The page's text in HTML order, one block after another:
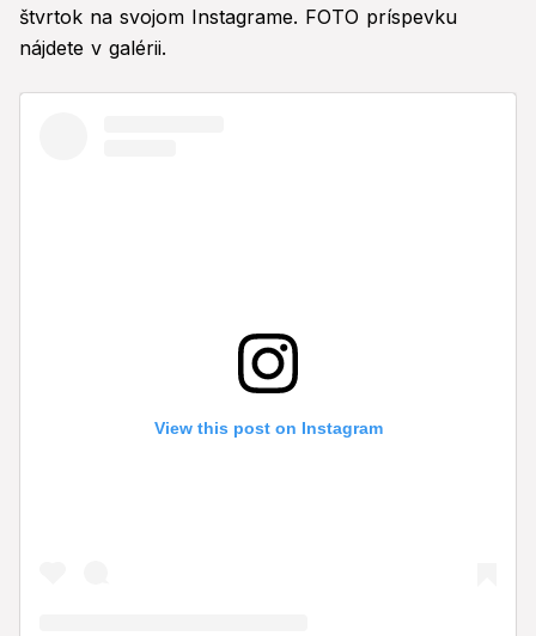
štvrtok na svojom Instagrame. FOTO príspevku
nájdete v galérii.